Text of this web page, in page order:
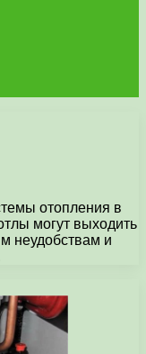
отопления в
могут выходить
неудобствам и